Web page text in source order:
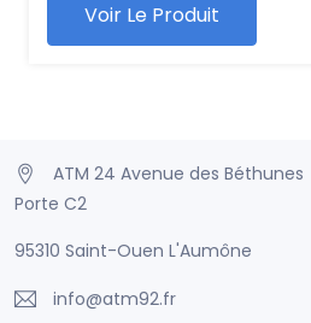
Voir Le Produit
ATM 24 Avenue des Béthunes
Porte C2
95310 Saint-Ouen L'Aumône
info@atm92.fr